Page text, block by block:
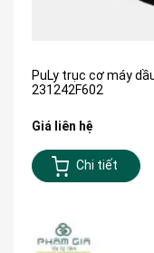
PuLy trục cơ máy
231242F602
Giá liên hệ
Chi tiết